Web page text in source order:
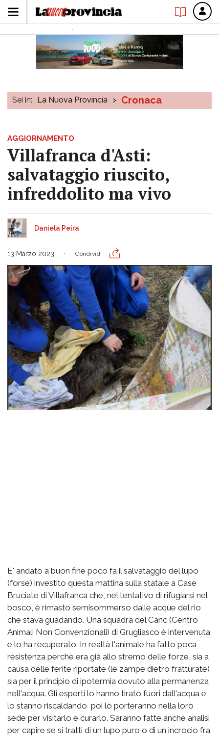
Sei in: La Nuova Provincia > Cronaca
AGGIORNAMENTO
Villafranca d'Asti:
salvataggio riuscito,
infreddolito ma vivo
Daniela Peira
13 Marzo 2023 Condividi
E' andato a buon fine poco fa il salvataggio del lupo
(forse) investito questa mattina sulla statale a Case
Bruciate di Villafranca che, nel tentativo di rifugiarsi nel
bosco, è rimasto semisommerso dalle acque del rio
che stava guadando. Una squadra del Canc (Centro
Animali Non Convenzionali) di Grugliasco è intervenuta
e lo ha recuperato. In realtà l'animale ha fatto poca
resistenza perchè era già allo stremo delle forze, sia a
causa delle ferite riportate (le zampe dietro fratturate)
sia per il principio di ipotermia dovuto alla permanenza
nell'acqua. Gli esperti lo hanno tirato fuori dall'acqua e
lo stanno riscaldando poi lo porteranno nella loro
sede per visitarlo e curarlo. Saranno fatte anche analisi
per capire se si tratti di un lupo puro o di un incrocio fra